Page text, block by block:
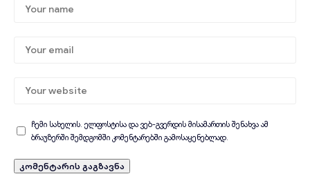
ჩემი სახელის. ელფოსტისა და ვებ-გვერდის მისამართის შენახვა ამ
ბრაუზერში შემდგომში კომენტარებში გამოსაყენებლად.